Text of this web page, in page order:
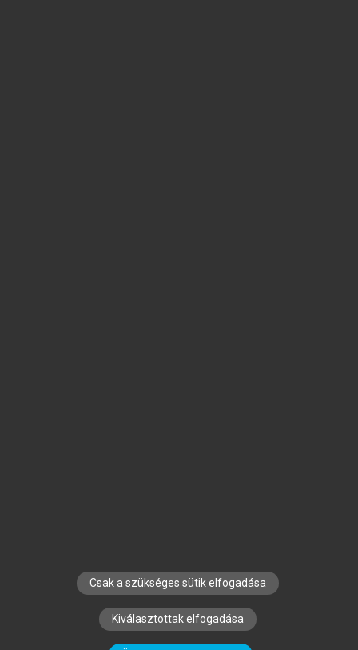
SZERZŐKNEK CÉGEKNEK KÖNYVTÁROSOKNAK
SZERKESZTÉSI ÉS LEKTORÁLÁSI ALAPELVEK
Csak a szükséges sütik elfogadása
Kiválasztottak elfogadása